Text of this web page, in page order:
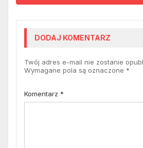
DODAJ KOMENTARZ
Twój adres e-mail nie zostanie
Wymagane pola są oznaczone *
Komentarz *